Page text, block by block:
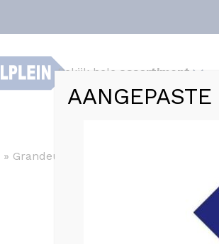
Bekijk hele assortiment
» Grandeur STARK Grijs mat – 30×60